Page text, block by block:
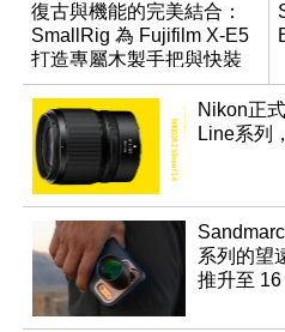
復古與機能的完美結合：
SmallRig 為 Fujifilm X-E5
打造專屬木製手把與快裝
板配件
Nikon正
Line系列
系列的望
推升至 16